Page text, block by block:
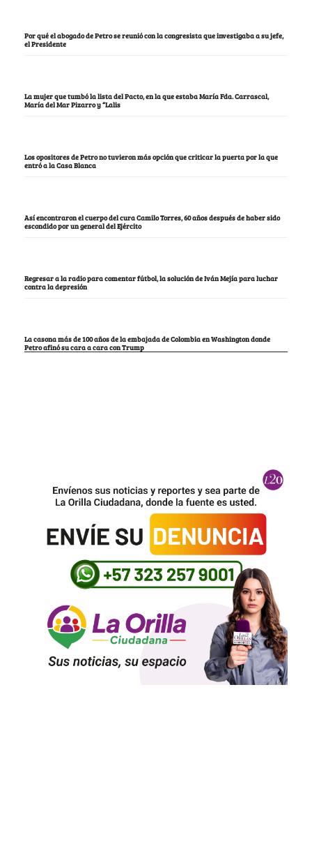
Por qué el abogado de Petro se reunió con la congresista que investigaba a su jefe,
el Presidente
La mujer que tumbó la lista del Pacto, en la que estaba María Fda. Carrascal,
María del Mar Pizarro y “Lalis
Los opositores de Petro no tuvieron más opción que criticar la puerta por la que
entró a la Casa Blanca
Así encontraron el cuerpo del cura Camilo Torres, 60 años después de haber sido
escondido por un general del Ejército
Regresar a la radio para comentar fútbol, la solución de Iván Mejía para luchar
contra la depresión
La casona más de 100 años de la embajada de Colombia en Washington donde
Petro afinó su cara a cara con Trump